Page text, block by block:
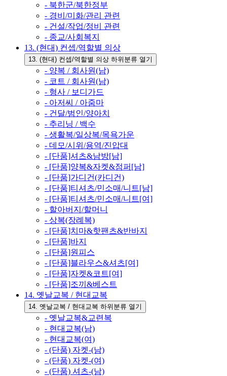
- 북한군/북한정부
- 경비/미화/관리 관련
- 건설/작업/정비 관련
- 종교/사회복지
13. (현대) 컨셉/역할별 의상
13. (현대) 컨셉/역할별 의상 하위분류 열기
- 양복 / 회사원(남)
- 코트 / 회사원(남)
- 형사 / 보디가드
- 아저씨 / 아줌마
- 건달/범인/양아치
- 추리닝 / 백수
- 생활복/일상복/목욕가운
- 데모/시위/용역/진압대
- [단품]셔츠&남방[남]
- [단품]양복&자켓&점퍼[남]
- [단품]가디건(카디건)
- [단품]티셔츠/민소매/니트[남]
- [단품]티셔츠/민소매/니트[여]
- 할아버지/할머니
- 상복(장례복)
- [단품]치마&핫팬츠&반바지
- [단품]바지
- [단품]원피스
- [단품]블라우스&셔츠[여]
- [단품]자켓&코트[여]
- [단품]조끼&베스트
14. 옛날교복 / 현대교복
14. 옛날교복 / 현대교복 하위분류 열기
- 옛날교복&교련복
- 현대교복(남)
- 현대교복(여)
- (단품) 자켓-(남)
- (단품) 자켓-(여)
- (단품) 셔츠-(남)